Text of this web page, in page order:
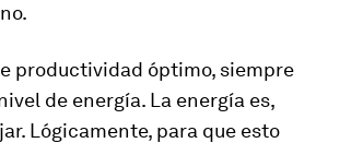
productividad óptimo, siempre
de energía. La energía es,
Lógicamente, para que esto